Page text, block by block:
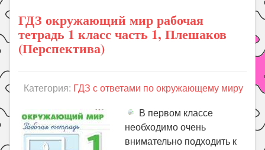
ГДЗ окружающий мир рабочая
тетрадь 1 класс часть 1, Плешаков
(Перспектива)
Категория: ГДЗ с ответами по окружающему миру
В первом классе
необходимо очень
внимательно подходить к